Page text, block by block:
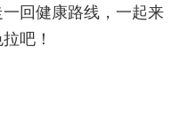
回健康路线，一起来
吧！